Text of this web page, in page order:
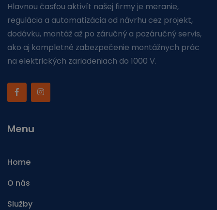
Hlavnou časťou aktivít našej firmy je meranie,
regulácia a automatizácia od návrhu cez projekt,
dodávku, montáž až po záručný a pozáručný servis,
ako aj kompletné zabezpečenie montážnych prác
na elektrických zariadeniach do 1000 V.
Menu
Home
O nás
Služby